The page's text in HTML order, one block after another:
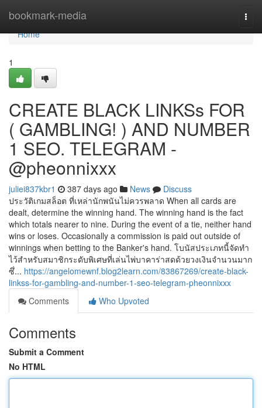
bookmark-media
Home
Home
1
CREATE BLACK LINKSs FOR
( GAMBLING! ) AND NUMBER
1 SEO. TELEGRAM -
@pheonnixxx
juliei837kbr1 387 days ago News
Discuss
ประวัติเกมสล็อต ที่เหล่านักพนันไม่ควรพลาด When all cards are
dealt, determine the winning hand. The winning hand is the fact
which totals nearer to nine. During the event of a tie, neither hand
wins or loses. Occasionally a commission is paid out outside of
winnings when betting to the Banker's hand. โบนัสประเภทนี้จัดทำ
ไว้สำหรับสมาชิกระดับพิเศษที่เล่นไพ่บาคาร่าสดด้วยวงเงินจำนวนมาก
ซึ่... https://angelomewnf.blog2learn.com/83867269/create-black-
linkss-for-gambling-and-number-1-seo-telegram-pheonnixxx
Comments
Who Upvoted
Comments
Submit a Comment
No HTML